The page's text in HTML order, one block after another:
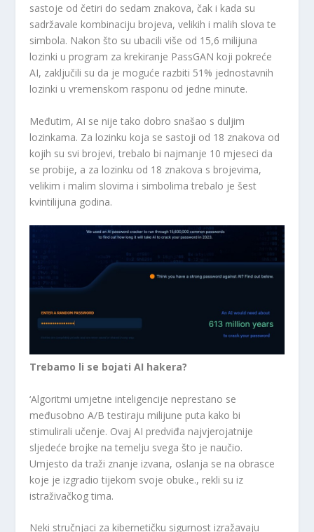
sastoje od četiri do sedam znakova, čak i kada su
sadržavale kombinaciju brojeva, velikih i malih slova te
simbola. Nakon što su ubacili više od 15,6 milijuna
lozinki u program za krekiranje PassGAN koji pokreće
AI, zaključili su da je moguće razbiti 51% jednostavnih
lozinki u vremenskom rasponu od jedne minute.
Međutim, AI se nije tako dobro snašao s duljim
lozinkama. Za lozinku koja se sastoji od 18 znakova od
kojih su svi brojevi, trebalo bi najmanje 10 mjeseci da
se probije, a za lozinku od 18 znakova s ​​brojevima,
velikim i malim slovima i simbolima trebalo je šest
kvintilijuna godina.
Trebamo li se bojati AI hakera?
‘Algoritmi umjetne inteligencije neprestano se
međusobno A/B testiraju milijune puta kako bi
stimulirali učenje. Ovaj AI predviđa najvjerojatnije
sljedeće brojke na temelju svega što je naučio.
Umjesto da traži znanje izvana, oslanja se na obrasce
koje je izgradio tijekom svoje obuke., rekli su iz
istraživačkog tima.
Neki stručnjaci za kibernetičku sigurnost izražavaju